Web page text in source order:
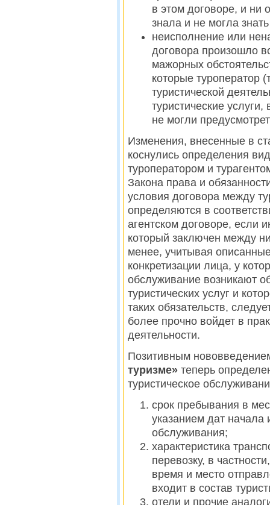
в этом договоре, и ни
знала и не могла
неисполнение или
договора произошло
мажорных
которые туроператор
туристической
туристические
не могли
Изменения, внесенные в
коснулись определения
туроператором и
Закона права и
условия договора между
определяются в
агентском договоре, если
который заключен между
менее, учитывая
конкретизации лица, у
обслуживание возникают
туристических услуг и
таких обязательств,
более прочно войдет в
деятельности.
Позитивным
туризме» теперь
туристическое
срок пребывания в
указанием дат начала
обслуживания;
характеристика
перевозку, в
время и место
входит в состав
отели и прочие